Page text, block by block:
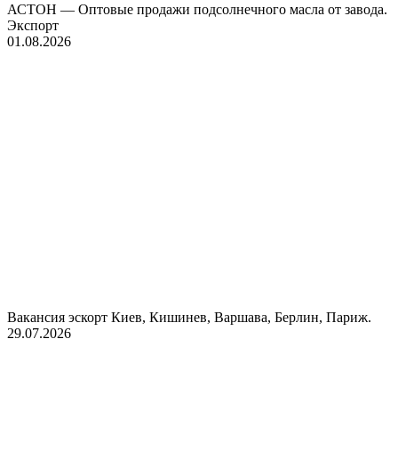
АСТОН — Оптовые продажи подсолнечного масла от завода.
Экспорт
01.08.2026
Вакансия эскорт Киев, Кишинев, Варшава, Берлин, Париж.
29.07.2026